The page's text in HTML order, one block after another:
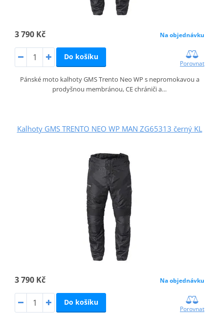
3 790 Kč Na objednávku
Do košíku
Porovnat
Pánské moto kalhoty GMS Trento Neo WP s nepromokavou a
prodyšnou membránou, CE chrániči a…
Kalhoty GMS TRENTO NEO WP MAN ZG65313 černý KL
3 790 Kč Na objednávku
Do košíku
Porovnat